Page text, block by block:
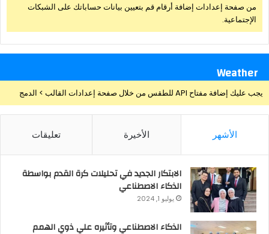
من صفحة إعدادات إضافة أرقام قم بتعيين بيانات حساباتك على الشبكات
الإجتماعية.
Weather
يجب عليك إضافة مفتاح API للطقس من خلال صفحة إعدادات القالب > الدمج
الأشهر الأخيرة تعليقات
الابتكار الجديد في تحليلات كرة القدم بواسطة
الذكاء الاصطناعي
يوليو 1, 2024
الذكاء الاصطناعي وتأثيره علي ذوي الهمم